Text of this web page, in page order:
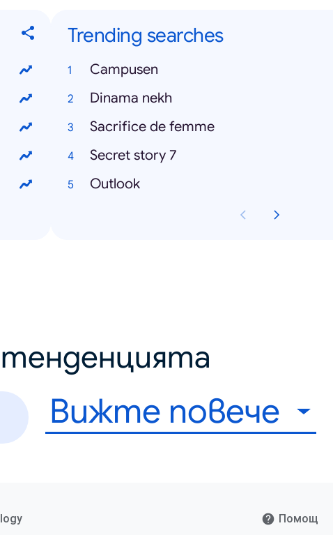
Trending searches
Campusen
Dinama nekh
Sacrifice de femme
Secret story 7
Outlook
тенденцията
Вижте повече
Помощ